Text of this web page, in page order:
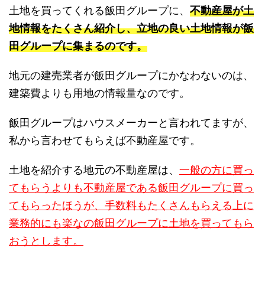
土地を買ってくれる飯田グループに、 不動産屋が土
地情報をたくさん紹介し、立地の良い土地情報が飯
田グループに集まるのです。
地元の建売業者が飯田グループにかなわないのは、
建築費よりも用地の情報量なのです。
飯田グループはハウスメーカーと言われてますが、
私から言わせてもらえば不動産屋です。
土地を紹介する地元の不動産屋は、 一般の方に買っ
てもらうよりも不動産屋である飯田グループに買っ
てもらったほうが、手数料もたくさんもらえる上に
業務的にも楽なの飯田グループに土地を買ってもら
おうとします。